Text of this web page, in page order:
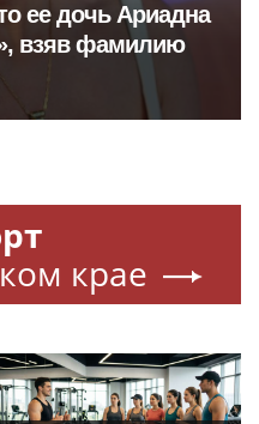
ее дочь Ариадна
взяв фамилию
крае